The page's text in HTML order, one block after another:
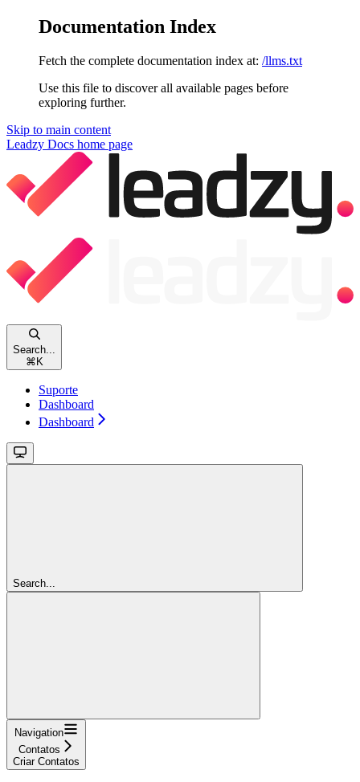
Documentation Index
Fetch the complete documentation index at: /llms.txt
Use this file to discover all available pages before
exploring further.
Skip to main content
Leadzy Docs home page
Search...
⌘K
Suporte
Dashboard
Dashboard
Search...
Navigation
Contatos
Criar Contatos